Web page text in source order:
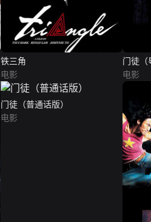
铁三角
电影
门徒（
电影
门徒（普通话版）
电影